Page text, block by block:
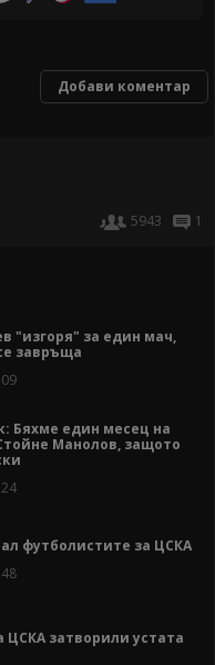
Добави коментар
5943
1
"изгоря" за един мач,
завръща
Бяхме един месец на
Манолов, защото
футболистите за ЦСКА
ЦСКА затворили устата